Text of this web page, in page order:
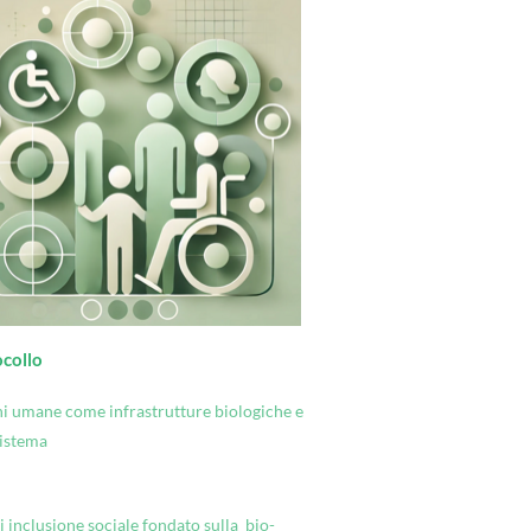
umane come infrastrutture biologiche e
inclusione sociale fondato sulla bio-